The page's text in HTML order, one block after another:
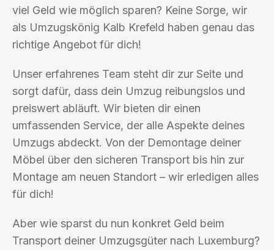
viel Geld wie möglich sparen? Keine Sorge, wir
als Umzugskönig Kalb Krefeld haben genau das
richtige Angebot für dich!
Unser erfahrenes Team steht dir zur Seite und
sorgt dafür, dass dein Umzug reibungslos und
preiswert abläuft. Wir bieten dir einen
umfassenden Service, der alle Aspekte deines
Umzugs abdeckt. Von der Demontage deiner
Möbel über den sicheren Transport bis hin zur
Montage am neuen Standort – wir erledigen alles
für dich!
Aber wie sparst du nun konkret Geld beim
Transport deiner Umzugsgüter nach Luxemburg?